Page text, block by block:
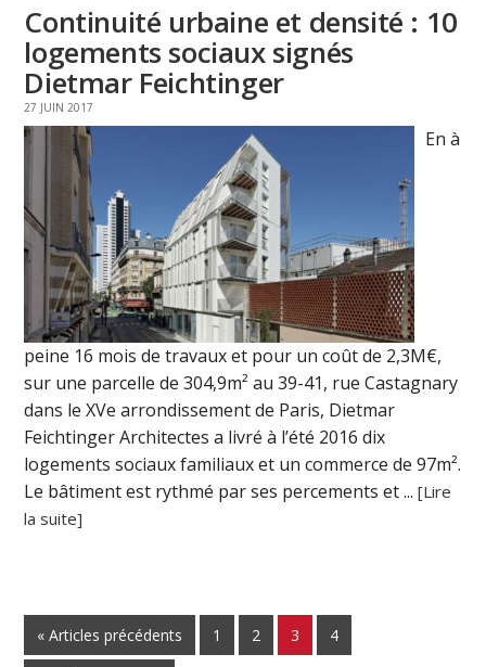
Continuité urbaine et densité : 10
logements sociaux signés
Dietmar Feichtinger
27 JUIN 2017
En à
peine 16 mois de travaux et pour un coût de 2,3M€,
sur une parcelle de 304,9m² au 39-41, rue Castagnary
dans le XVe arrondissement de Paris, Dietmar
Feichtinger Architectes a livré à l’été 2016 dix
logements sociaux familiaux et un commerce de 97m².
Le bâtiment est rythmé par ses percements et ...[Lire
la suite]
« Articles précédents 1 2 3 4